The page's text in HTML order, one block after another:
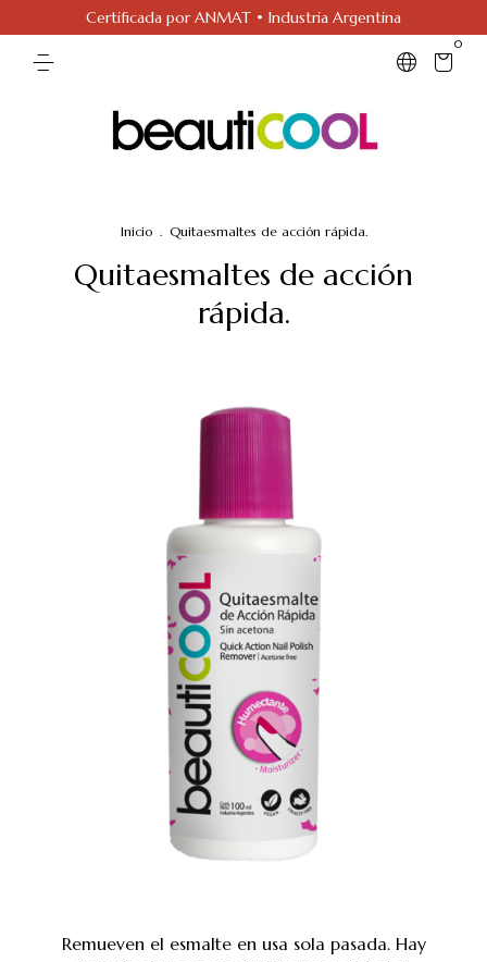
Certificada por ANMAT • Industria Argentina
0
Inicio . Quitaesmaltes de acción rápida.
Quitaesmaltes de acción
rápida.
Remueven el esmalte en usa sola pasada. Hay